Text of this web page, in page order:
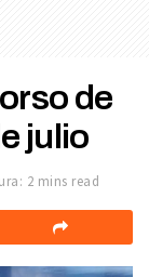
de
julio
2 mins read